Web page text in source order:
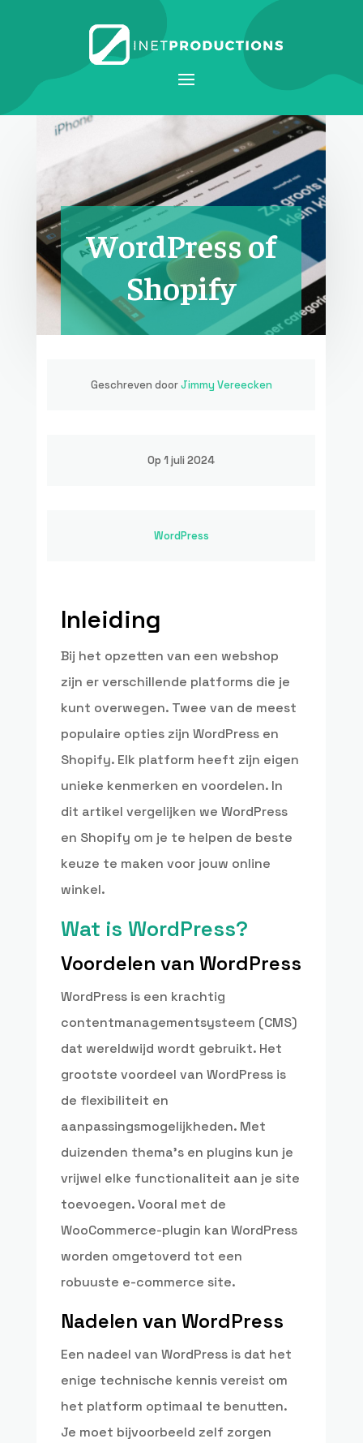
WordPress of
Shopify
Geschreven doorJimmy Vereecken
Op 1 juli 2024
WordPress
Inleiding
Bij het opzetten van een webshop
zijn er verschillende platforms die je
kunt overwegen. Twee van de meest
populaire opties zijn WordPress en
Shopify. Elk platform heeft zijn eigen
unieke kenmerken en voordelen. In
dit artikel vergelijken we WordPress
en Shopify om je te helpen de beste
keuze te maken voor jouw online
winkel.
Wat is WordPress?
Voordelen van WordPress
WordPress is een krachtig
contentmanagementsysteem (CMS)
dat wereldwijd wordt gebruikt. Het
grootste voordeel van WordPress is
de flexibiliteit en
aanpassingsmogelijkheden. Met
duizenden thema’s en plugins kun je
vrijwel elke functionaliteit aan je site
toevoegen. Vooral met de
WooCommerce-plugin kan WordPress
worden omgetoverd tot een
robuuste e-commerce site.
Nadelen van WordPress
Een nadeel van WordPress is dat het
enige technische kennis vereist om
het platform optimaal te benutten.
Je moet bijvoorbeeld zelf zorgen